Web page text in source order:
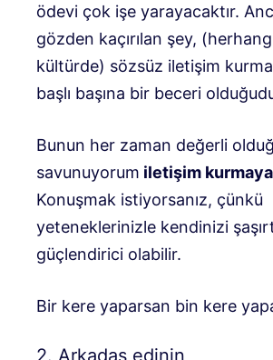
ödevi çok işe yarayacaktır.
gözden kaçırılan şey,
kültürde) sözsüz iletişim
başlı başına bir beceri
Bunun her zaman değerli
savunuyorum iletişim kurmaya
Konuşmak istiyorsanız, çünkü
yeteneklerinizle kendinizi
güçlendirici olabilir.
Bir kere yaparsan bin kere
2. Arkadaş edinin